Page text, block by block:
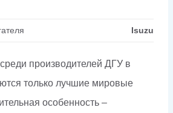
Isuzu
производителей ДГУ в
только лучшие мировые
особенность –